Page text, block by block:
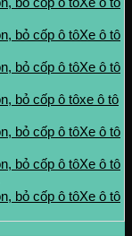
Xe ô tô
Xe ô tô
xe ô tô
Xe ô tô
Xe ô tô
Xe ô tô